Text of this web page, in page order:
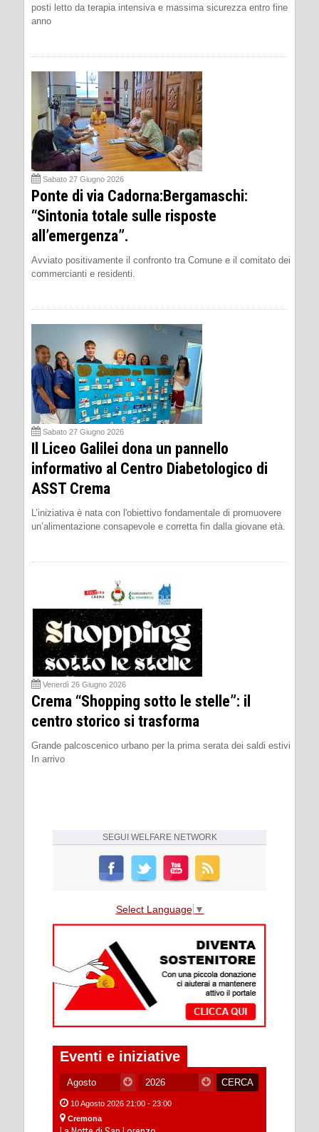
posti letto da terapia intensiva e massima sicurezza entro fine
anno
Sabato 27 Giugno 2026
Ponte di via Cadorna:Bergamaschi:
“Sintonia totale sulle risposte
all’emergenza”.
Avviato positivamente il confronto tra Comune e il comitato dei
commercianti e residenti.
Sabato 27 Giugno 2026
Il Liceo Galilei dona un pannello
informativo al Centro Diabetologico di
ASST Crema
L’iniziativa è nata con l'obiettivo fondamentale di promuovere
un’alimentazione consapevole e corretta fin dalla giovane età.
Venerdì 26 Giugno 2026
Crema “Shopping sotto le stelle”: il
centro storico si trasforma
Grande palcoscenico urbano per la prima serata dei saldi estivi
In arrivo
SEGUI WELFARE NETWORK
Select Language ▼
Eventi e iniziative
10 Agosto 2026 21:00 - 23:00
Cremona